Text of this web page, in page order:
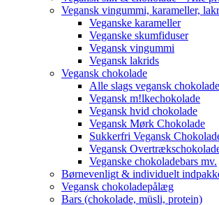
Vegansk vingummi, karameller,
Veganske karameller
Veganske skumfiduser
Vegansk vingummi
Vegansk lakrids
Vegansk chokolade
Alle slags vegansk chokolade
Vegansk m!lkechokolade
Vegansk hvid chokolade
Vegansk Mørk Chokolade
Sukkerfri Vegansk
Vegansk
Veganske chokoladebars mv.
Børnevenligt & individuelt
Vegansk chokoladepålæg
Bars (chokolade, müsli, protein)